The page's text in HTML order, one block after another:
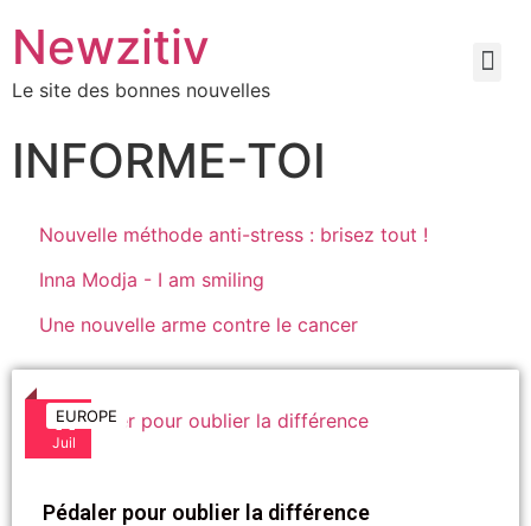
Newzitiv
Le site des bonnes nouvelles
INFORME-TOI
Nouvelle méthode anti-stress : brisez tout !
Inna Modja - I am smiling
Une nouvelle arme contre le cancer
11
Juil
EUROPE
Pédaler pour oublier la différence